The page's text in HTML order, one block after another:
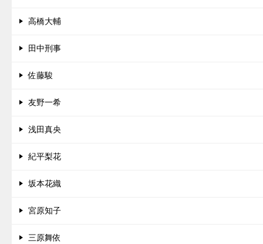
高橋大輔
田中刑事
佐藤駿
友野一希
浅田真央
紀平梨花
坂本花織
宮原知子
三原舞依